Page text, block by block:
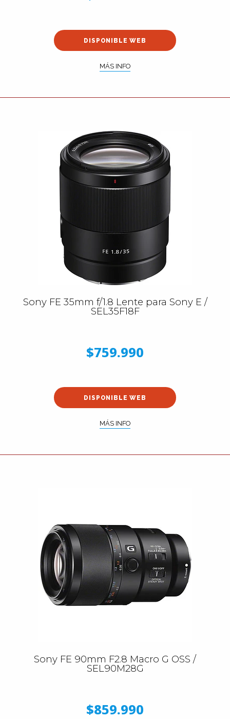
DISPONIBLE WEB
MÁS INFO
Sony FE 35mm f/1.8 Lente para Sony E /
SEL35F18F
$759.990
DISPONIBLE WEB
MÁS INFO
Sony FE 90mm F2.8 Macro G OSS /
SEL90M28G
$859.990